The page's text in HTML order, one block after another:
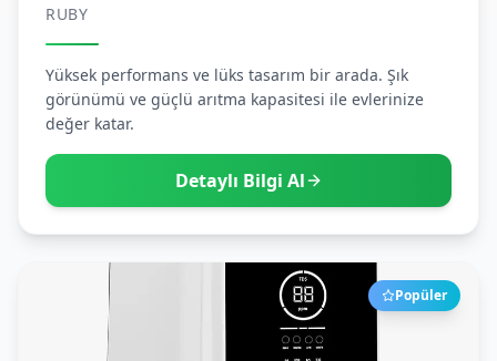
RUBY
Yüksek performans ve lüks tasarım bir arada. Şık
görünümü ve güçlü arıtma kapasitesi ile evlerinize
değer katar.
Detaylı Bilgi Al
Popüler